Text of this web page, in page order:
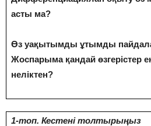
асты ма?
Өз уақытымды ұтымды
Жоспарыма қандай өзгерістер
неліктен?
1-топ. Кестені толтырыңыз